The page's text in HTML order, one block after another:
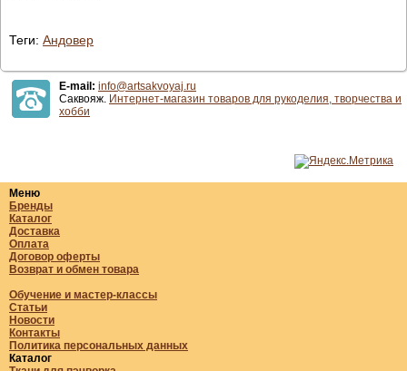
Теги: Андовер
E-mail: info@artsakvoyaj.ru
Саквояж. Интернет-магазин товаров для рукоделия, творчества и
хобби
Меню
Бренды
Каталог
Доставка
Оплата
Договор оферты
Возврат и обмен товара
Обучение и мастер-классы
Статьи
Новости
Контакты
Политика персональных данных
Каталог